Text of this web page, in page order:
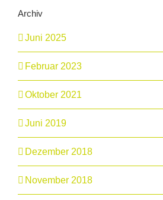
Archiv
Juni 2025
Februar 2023
Oktober 2021
Juni 2019
Dezember 2018
November 2018